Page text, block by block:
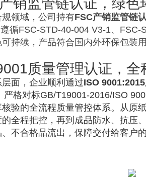
销监管链认证，绿色
领域，公司持有FSC产销监管链
循FSC-STD-40-004 V3-1、
持续，产品符合国内外环保包装
质量管理认证，全
面，企业顺利通过ISO
严格对标GB/T19001-2016/ISO
验的全流程质量管控体系。从原
全程把控，再到成品防水、抗压
不合格品流出，保障交付给客户